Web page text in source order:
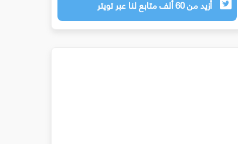
أزيد من 60 ألف متابع لنا عبر تويتر